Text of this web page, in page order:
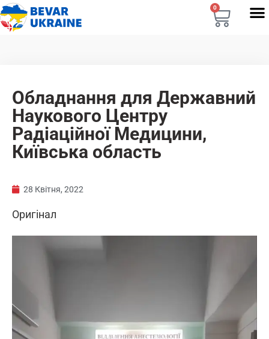
0
Обладнання для Державний
Наукового Центру
Радіаційної Медицини,
Київська область
28 Квітня, 2022
Оригінал